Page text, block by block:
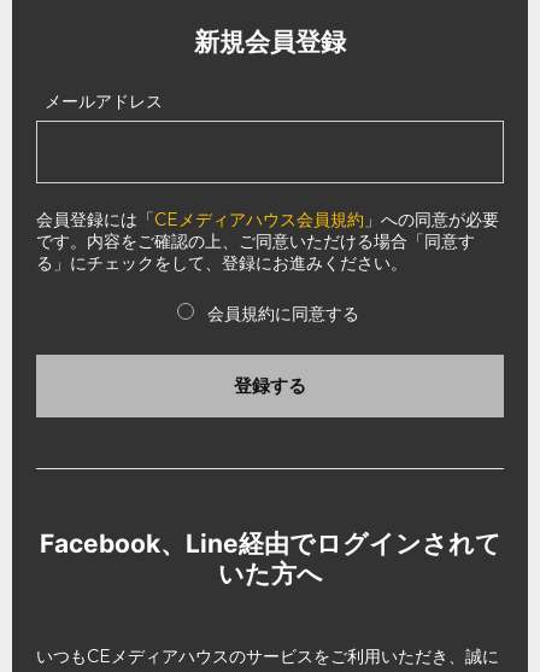
新規会員登録
メールアドレス
会員登録には「CEメディアハウス会員規約 」への同意が必要
です。内容をご確認の上、ご同意いただける場合「同意す
る」にチェックをして、登録にお進みください。
会員規約に同意する
登録する
Facebook、Line経由でログインされて
いた方へ
いつもCEメディアハウスのサービスをご利用いただき、誠に